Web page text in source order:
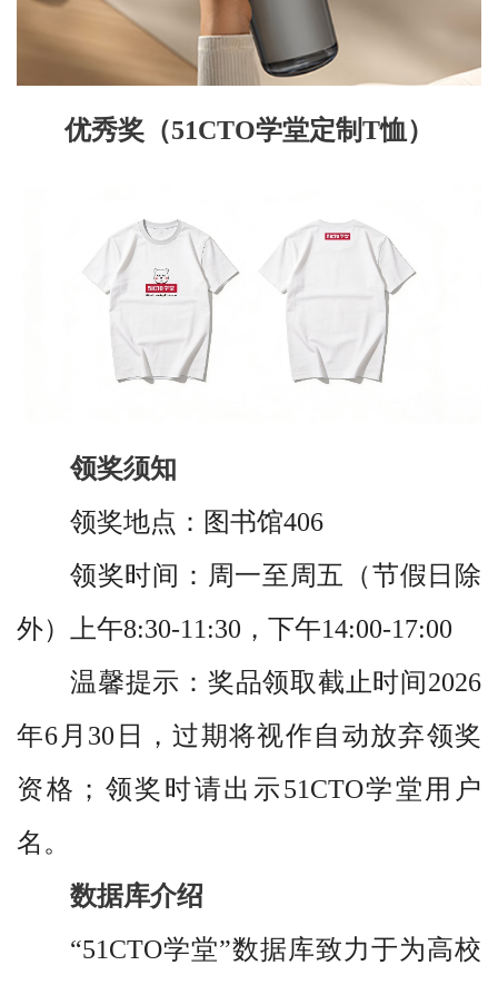
优秀奖 （51CTO学堂定制T恤）
领奖须知
领奖地点：图书馆406
领奖时间：周一至周五（节假日除
外）上午8:30-11:30，下午14:00-17:00
温馨提示：奖品领取截止时间2026
年6月30日，过期将视作自动放弃领奖
资格 ；领奖时请出示51CTO学堂用户
名。
数据库介绍
“51CTO学堂”数据库致力于为高校